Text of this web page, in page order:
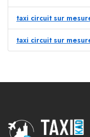
taxi circuit sur
taxi circuit sur